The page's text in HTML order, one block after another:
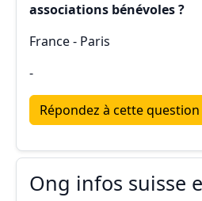
associations bénévoles ?
France - Paris
-
Répondez à cette question
Ong infos suisse